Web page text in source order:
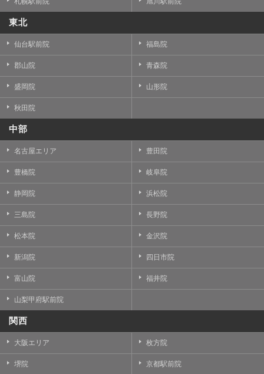
東北
仙台駅前院 福島院
郡山院 青森院
盛岡院 山形院
秋田院
中部
名古屋エリア 豊田院
豊橋院 岐阜院
静岡院 浜松院
三島院 長野院
松本院 金沢院
新潟院 四日市院
富山院 福井院
山梨甲府駅前院
関西
大阪エリア 枚方院
堺院 京都駅前院